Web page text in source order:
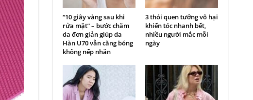
“10 giây vàng sau khi
rửa mặt” – bước chăm
da đơn giản giúp da
Hàn U70 vẫn căng bóng
không nếp nhăn
3 thói quen tưởng vô hại
khiến tóc nhanh bết,
nhiều người mắc mỗi
ngày